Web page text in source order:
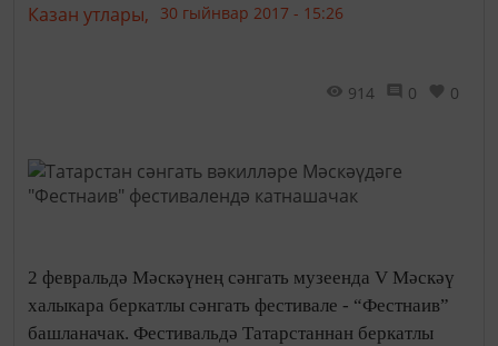
Казан утлары, 30 гыйнвар 2017 - 15:26
914 0 0
2 февральдә Мәскәүнең сәнгать музеенда V Мәскәү
халыкара беркатлы сәнгать фестивале - “Фестнаив”
башланачак. Фестивальдә Татарстаннан беркатлы